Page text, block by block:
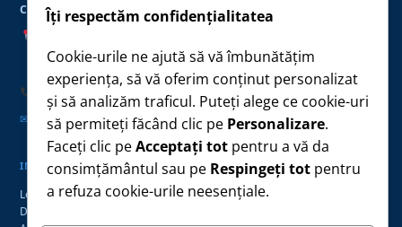
CONTACT
Localitatea Târgușor
Județul Constanța, cod 907275
0241 870 021
✉
primaria@primariatargusor.ro
LINK-URI UTILE
Conturi IBAN — plăți
Taxe și impozite
Formulare tipizate
Anunțuri și Evenimente
INFORMAȚII PUBLICE
Legea 544/2001
Declarații de avere
Îți respectăm confidențialitatea
Cookie-urile ne ajută să vă îmbunătățim
experiența, să vă oferim conținut personalizat
și să analizăm traficul. Puteți alege ce cookie-uri
să permiteți făcând clic pe Personalizare.
Faceți clic peAcceptați totpentru a vă da
consimțământul sau pe Respingeți totpentru
a refuza cookie-urile neesențiale.